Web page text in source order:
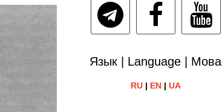
Язык | Language | Мова
RU| EN| UA